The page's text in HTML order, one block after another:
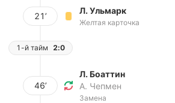
21’
Л. Ульмарк
Желтая карточка
1-й тайм 2:0
46’
Л. Боаттин
А. Чепмен
Замена